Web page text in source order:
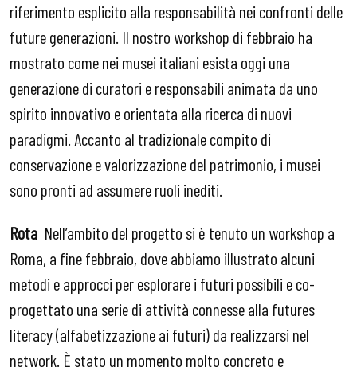
riferimento esplicito alla responsabilità nei confronti delle
future generazioni. Il nostro workshop di febbraio ha
mostrato come nei musei italiani esista oggi una
generazione di curatori e responsabili animata da uno
spirito innovativo e orientata alla ricerca di nuovi
paradigmi. Accanto al tradizionale compito di
conservazione e valorizzazione del patrimonio, i musei
sono pronti ad assumere ruoli inediti.
Rota Nell’ambito del progetto si è tenuto un workshop a
Roma, a fine febbraio, dove abbiamo illustrato alcuni
metodi e approcci per esplorare i futuri possibili e co-
progettato una serie di attività connesse alla futures
literacy (alfabetizzazione ai futuri) da realizzarsi nel
network. È stato un momento molto concreto e